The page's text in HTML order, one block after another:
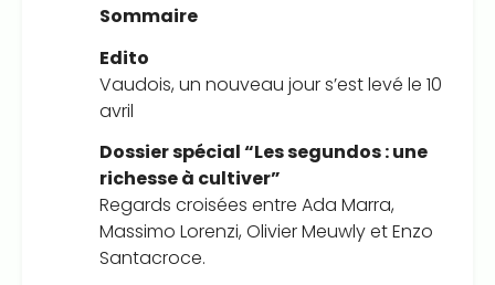
Sommaire
Edito
Vaudois, un nouveau jour s’est levé le 10
avril
Dossier spécial “Les segundos : une
richesse à cultiver”
Regards croisées entre Ada Marra,
Massimo Lorenzi, Olivier Meuwly et Enzo
Santacroce.